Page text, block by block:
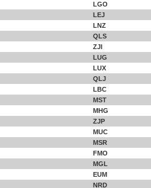
LGO
LEJ
LNZ
QLS
ZJI
LUG
LUX
QLJ
LBC
MST
MHG
ZJP
MUC
MSR
FMO
MGL
EUM
NRD